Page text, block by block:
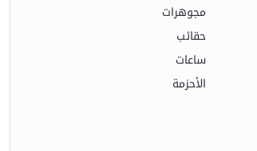
مجوهرات
حقائب
ساعات
الأحزمة